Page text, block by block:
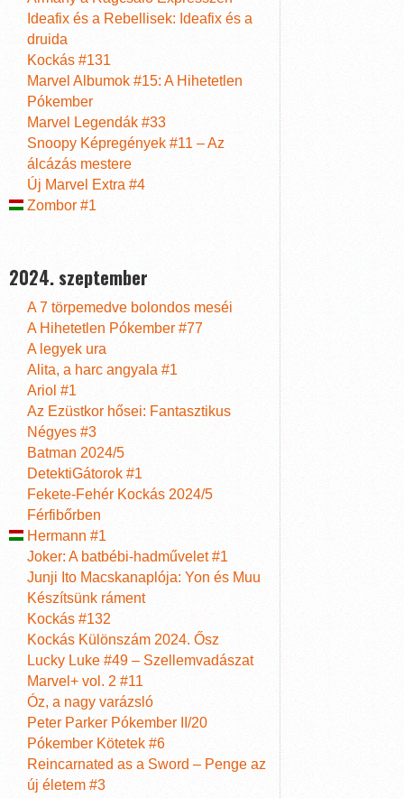
Ideafix és a Rebellisek: Ideafix és a
druida
Kockás #131
Marvel Albumok #15: A Hihetetlen
Pókember
Marvel Legendák #33
Snoopy Képregények #11 – Az
álcázás mestere
Új Marvel Extra #4
Zombor #1
2024. szeptember
A 7 törpemedve bolondos meséi
A Hihetetlen Pókember #77
A legyek ura
Alita, a harc angyala #1
Ariol #1
Az Ezüstkor hősei: Fantasztikus
Négyes #3
Batman 2024/5
DetektiGátorok #1
Fekete-Fehér Kockás 2024/5
Férfibőrben
Hermann #1
Joker: A batbébi-hadművelet #1
Junji Ito Macskanaplója: Yon és Muu
Készítsünk ráment
Kockás #132
Kockás Különszám 2024. Ősz
Lucky Luke #49 – Szellemvadászat
Marvel+ vol. 2 #11
Óz, a nagy varázsló
Peter Parker Pókember II/20
Pókember Kötetek #6
Reincarnated as a Sword – Penge az
új életem #3